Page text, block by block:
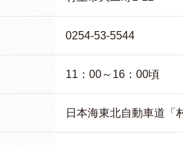
0254-53-5544
11：00～16：00頃
日本海東北自動車道「